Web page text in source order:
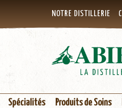
NOTRE DISTILLERIE
Spécialités Produits de Soins